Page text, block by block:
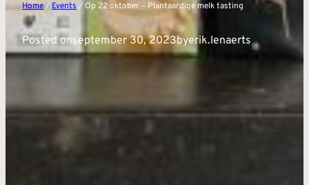
Home/ Events / Op 22 oktober – Plantaardige melk tasting
Posted onseptember 30, 2023byerik.lenaerts